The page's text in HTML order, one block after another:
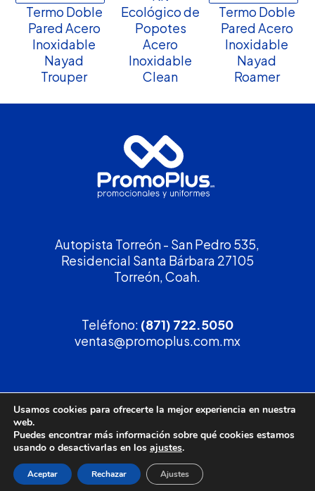
Termo Doble
Pared Acero
Inoxidable
Nayad
Trouper
Ecológico de
Popotes
Acero
Inoxidable
Clean
Termo Doble
Pared Acero
Inoxidable
Nayad
Roamer
Autopista Torreón - San Pedro 535,
Residencial Santa Bárbara 27105
Torreón, Coah.
Teléfono: (871) 722.5050
ventas@promoplus.com.mx
¡Solicita tucotización!
(800) 90 PROMO
Política de privacidad
Usamos cookies para ofrecerte la mejor experiencia en nuestra
web.
Puedes encontrar más información sobre qué cookies estamos
usando o desactivarlas en los ajustes.
Aceptar Rechazar Ajustes